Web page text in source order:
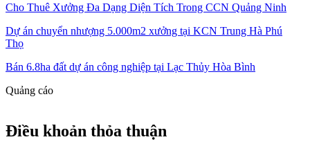
Cho Thuê Xưởng Đa Dạng Diện Tích Trong CCN Quảng Ninh
Dự án chuyển nhượng 5.000m2 xưởng tại KCN Trung Hà Phú
Thọ
Bán 6.8ha đất dự án công nghiệp tại Lạc Thủy Hòa Bình
Quảng cáo
Điều khoản thỏa thuận